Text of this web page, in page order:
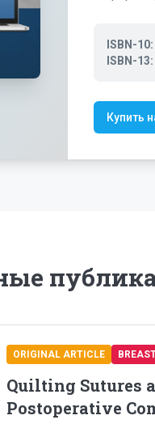
ISBN-10:
ISBN-13:
Купить
ORIGINAL ARTICLE
Quilting Sutures
Postoperative